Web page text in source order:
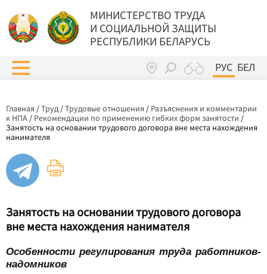
МИНИСТЕРСТВО ТРУДА
И СОЦИАЛЬНОЙ ЗАЩИТЫ
РЕСПУБЛИКИ БЕЛАРУСЬ
РУС БЕЛ
Главная /Труд/Трудовые отношения / Разъяснения и комментарии
к НПА / Рекомендации по применению гибких форм занятости /
Занятость на основании трудового договора вне места нахождения
нанимателя
Занятость на основании трудового договора
вне места нахождения нанимателя
Особенности регулирования труда работников-
надомников